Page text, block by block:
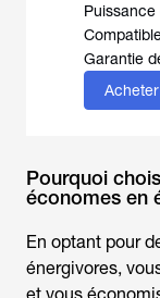
Garantie
Acheter
Pourquoi
économes en
En optant pour
énergivores,
et vous